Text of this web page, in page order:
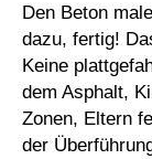
Den Beton
dazu, fertig!
Keine
dem Asphalt,
Zonen, Eltern
der